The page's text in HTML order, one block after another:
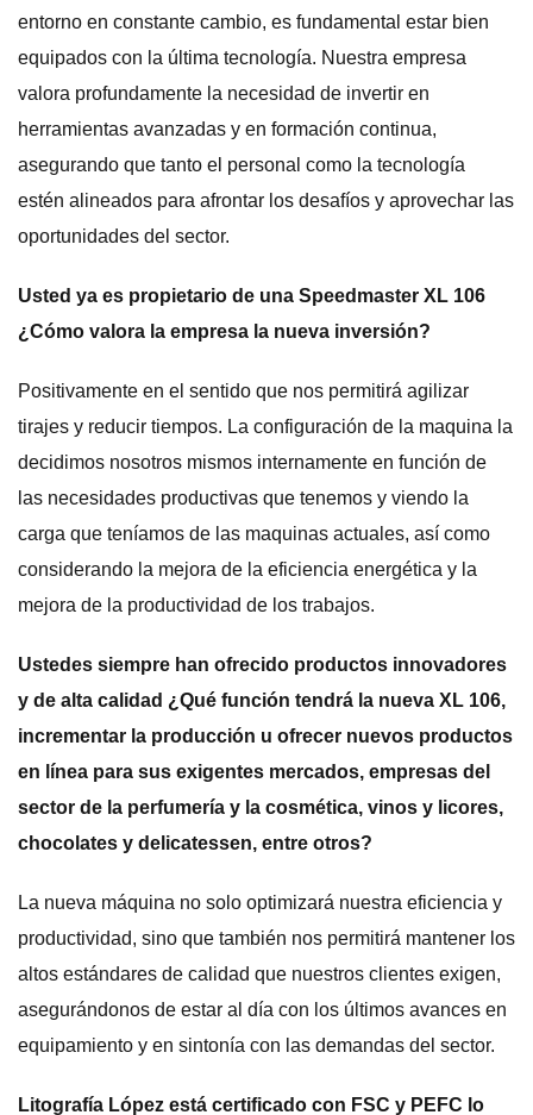
entorno en constante cambio, es fundamental estar bien
equipados con la última tecnología. Nuestra empresa
valora profundamente la necesidad de invertir en
herramientas avanzadas y en formación continua,
asegurando que tanto el personal como la tecnología
estén alineados para afrontar los desafíos y aprovechar las
oportunidades del sector.
Usted ya es propietario de una Speedmaster XL 106
¿Cómo valora la empresa la nueva inversión?
Positivamente en el sentido que nos permitirá agilizar
tirajes y reducir tiempos. La configuración de la maquina la
decidimos nosotros mismos internamente en función de
las necesidades productivas que tenemos y viendo la
carga que teníamos de las maquinas actuales, así como
considerando la mejora de la eficiencia energética y la
mejora de la productividad de los trabajos.
Ustedes siempre han ofrecido productos innovadores
y de alta calidad ¿Qué función tendrá la nueva XL 106,
incrementar la producción u ofrecer nuevos productos
en línea para sus exigentes mercados, empresas del
sector de la perfumería y la cosmética, vinos y licores,
chocolates y delicatessen, entre otros?
La nueva máquina no solo optimizará nuestra eficiencia y
productividad, sino que también nos permitirá mantener los
altos estándares de calidad que nuestros clientes exigen,
asegurándonos de estar al día con los últimos avances en
equipamiento y en sintonía con las demandas del sector.
Litografía López está certificado con FSC y PEFC lo